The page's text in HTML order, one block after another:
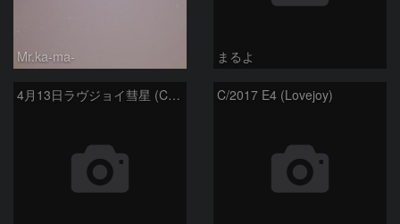
Mr.ka-ma- まるよ
4月13日ラヴジョイ彗星 (C/2017 E4) C/2017 E4 (Lovejoy)